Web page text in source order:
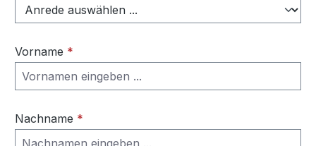
Vorname *
Nachname *